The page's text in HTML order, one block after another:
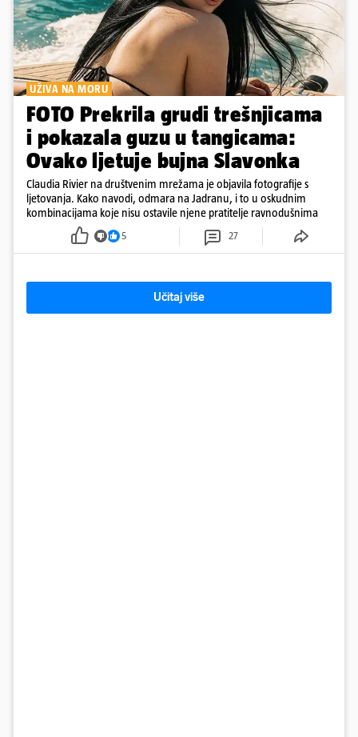
UŽIVA NA MORU
FOTO Prekrila grudi trešnjicama
i pokazala guzu u tangicama:
Ovako ljetuje bujna Slavonka
Claudia Rivier na društvenim mrežama je objavila fotografije s
ljetovanja. Kako navodi, odmara na Jadranu, i to u oskudnim
kombinacijama koje nisu ostavile njene pratitelje ravnodušnima
5 27
Učitaj više